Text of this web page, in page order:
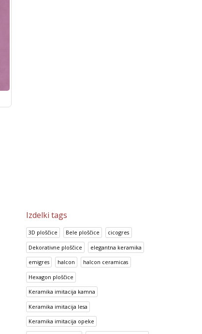
Izdelki tags
3D ploščice Bele ploščice cicogres
Dekorativne ploščice elegantna keramika
emigres halcon halcon ceramicas
Hexagon ploščice
Keramika imitacija kamna
Keramika imitacija lesa
Keramika imitacija opeke